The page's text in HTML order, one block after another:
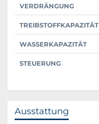
VERDRÄNGUNG
TREIBSTOFFKAPAZITÄT
WASSERKAPAZITÄT
STEUERUNG
Ausstattung